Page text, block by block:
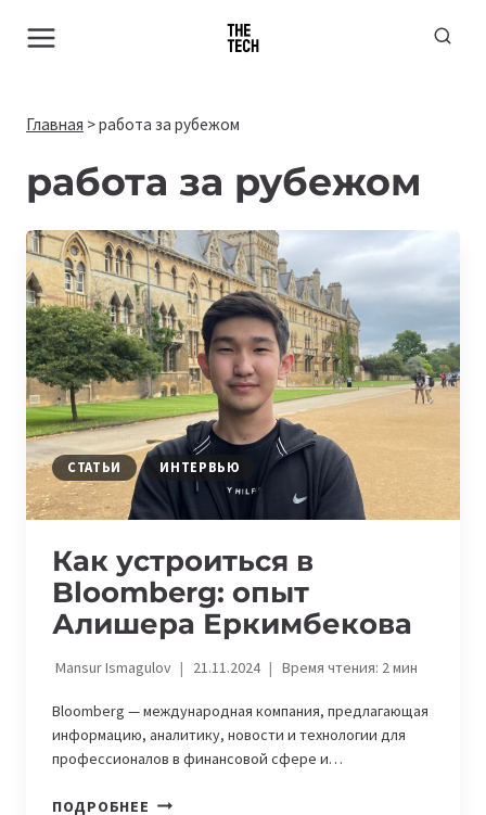
Главная >работа за рубежом
работа за рубежом
СТАТЬИ ИНТЕРВЬЮ
Как устроиться в
Bloomberg: опыт
Алишера Еркимбекова
Mansur Ismagulov 21.11.2024 Время чтения: 2мин
Bloomberg — международная компания, предлагающая
информацию, аналитику, новости и технологии для
профессионалов в финансовой сфере и…
ПОДРОБНЕЕ КАК